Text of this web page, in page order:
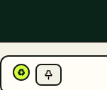
♻